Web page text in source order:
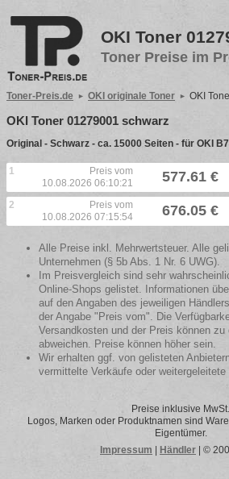
OKI Toner
Toner Preise im
Toner-Preis.de OKI originale Toner OKI
OKI Toner 01279001 schwarz
Original - Schwarz - ca. 15000 Seiten - für OKI
1
Preis vom
10.08.2026 06:10:21
577.61 €
2
Preis vom
10.08.2026 07:15:54
676.05 €
Alle Preise inkl. Mehrwertsteuer. Alle
Unternehmen (§ 5b Abs. 1 Nr. 6 UWG).
Im Preisvergleich sind sehr
Online-Shops gelistet. Informationen
auf den Angaben des jeweiligen
der Angabe "Preis vom". Die
Versandkosten und der Preis können
abweichen. Preise können höher sein.
Wir erhalten ggf. von gelisteten
vermittelte Verkäufe oder weitergeleitete
Preise inklusive MwSt.
Logos, Marken oder Produktnamen sind
Eigentümer.
Impressum
Händler | ©